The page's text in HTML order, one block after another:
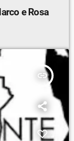
Marco e Rosa
insert_link